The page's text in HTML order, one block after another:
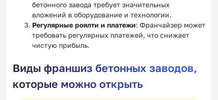
бетонного завода требует значительных
вложений в оборудование и технологии.
Регулярные роялти и платежи: Франчайзер может
требовать регулярных платежей, что снижает
чистую прибыль.
Виды франшиз бетонных заводов,
которые можно открыть